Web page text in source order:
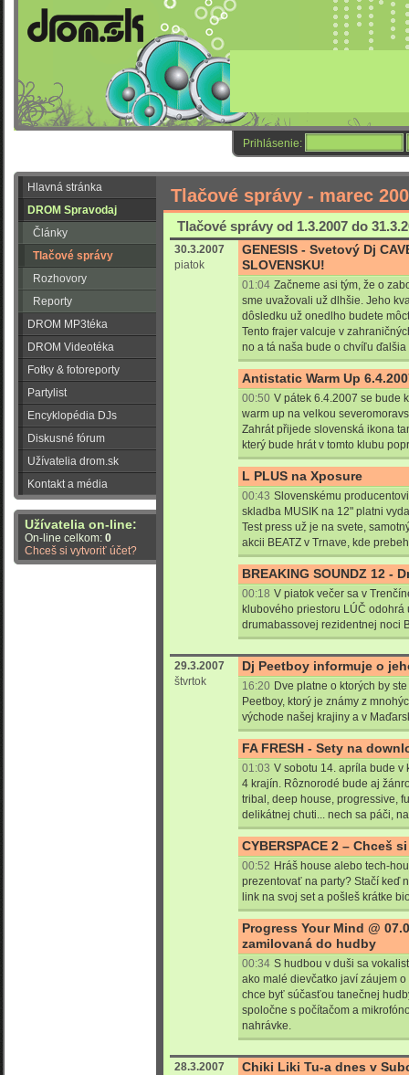
Prihlásenie:
Hlavná stránka
DROM Spravodaj
Články
Tlačové správy
Rozhovory
Reporty
DROM MP3téka
DROM Videotéka
Fotky & fotoreporty
Partylist
Encyklopédia DJs
Diskusné fórum
Užívatelia drom.sk
Kontakt a média
Užívatelia on-line:
On-line celkom: 0
Chceš si vytvoriť účet?
Tlačové správy - marec
Tlačové správy od 1.3.2007 do
30.3.2007
piatok
GENESIS - Svetový Dj
SLOVENSKU!
01:04 Začneme asi tým, že o
sme uvažovali už dlhšie. Jeho
dôsledku už onedlho budete
Tento frajer valcuje v
no a tá naša bude o chvíľu ďalšia
Antistatic Warm Up
00:50 V pátek 6.4.2007 se bude
warm up na velkou
Zahrát přijede slovenská ikona
který bude hrát v tomto klubu
L PLUS na Xposure
00:43 Slovenskému
skladba MUSIK na 12" platni
Test press už je na svete,
akcii BEATZ v Trnave, kde
BREAKING SOUNDZ 12 -
00:18 V piatok večer sa v
klubového priestoru LÚČ
drumabassovej rezidentnej noci
29.3.2007
štvrtok
Dj Peetboy informuje o
16:20 Dve platne o ktorých by
Peetboy, ktorý je známy z
východe našej krajiny a v
FA FRESH - Sety na
01:03 V sobotu 14. apríla bude v
4 krajín. Rôznorodé bude aj
tribal, deep house, progressive,
delikátnej chuti... nech sa páči,
CYBERSPACE 2 – Chceš
00:52 Hráš house alebo tech-
prezentovať na party? Stačí keď
link na svoj set a pošleš krátke
Progress Your Mind @
zamilovaná do hudby
00:34 S hudbou v duši sa
ako malé dievčatko javí záujem
chce byť súčasťou tanečnej
spoločne s počítačom a
nahrávke.
28.3.2007
Chiki Liki Tu-a dnes v